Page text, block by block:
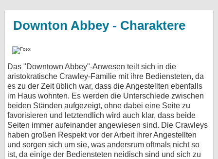
Downton Abbey - Charaktere
Das "Downtown Abbey"-Anwesen teilt sich in die
aristokratische Crawley-Familie mit ihre Bediensteten, da
es zu der Zeit üblich war, dass die Angestellten ebenfalls
im Haus wohnten. Es werden die Unterschiede zwischen
beiden Ständen aufgezeigt, ohne dabei eine Seite zu
favorisieren und letztendlich wird auch klar, dass beide
Seiten immer aufeinander angewiesen sind. Die Crawleys
haben großen Respekt vor der Arbeit ihrer Angestellten
und sorgen sich um sie, was andersrum oftmals nicht so
ist, da einige der Bediensteten neidisch sind und sich zu
Specials
SERVICE
Gewinnspiele
Forum
bei X